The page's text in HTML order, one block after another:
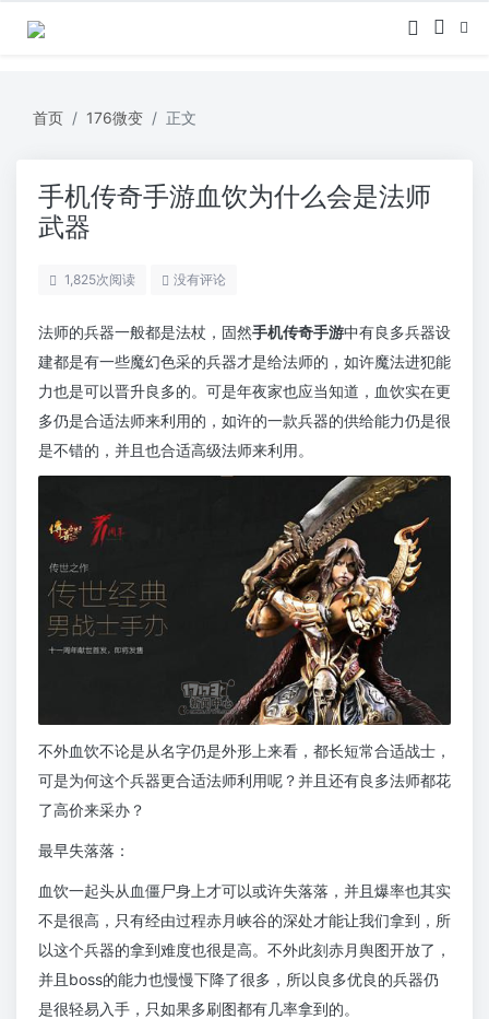
首页 176微变 正文
手机传奇手游血饮为什么会是法师
武器
1,825次阅读 没有评论
法师的兵器一般都是法杖，固然手机传奇手游中有良多兵器设
建都是有一些魔幻色采的兵器才是给法师的，如许魔法进犯能
力也是可以晋升良多的。可是年夜家也应当知道，血饮实在更
多仍是合适法师来利用的，如许的一款兵器的供给能力仍是很
是不错的，并且也合适高级法师来利用。
不外血饮不论是从名字仍是外形上来看，都长短常合适战士，
可是为何这个兵器更合适法师利用呢？并且还有良多法师都花
了高价来采办？
最早失落落：
血饮一起头从血僵尸身上才可以或许失落落，并且爆率也其实
不是很高，只有经由过程赤月峡谷的深处才能让我们拿到，所
以这个兵器的拿到难度也很是高。不外此刻赤月舆图开放了，
并且boss的能力也慢慢下降了很多，所以良多优良的兵器仍
是很轻易入手，只如果多刷图都有几率拿到的。